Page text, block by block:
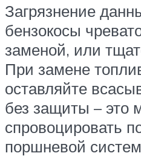
Загрязнение
бензокосы
заменой, или
При замене
оставляйте
без защиты – это
спровоцировать
поршневой